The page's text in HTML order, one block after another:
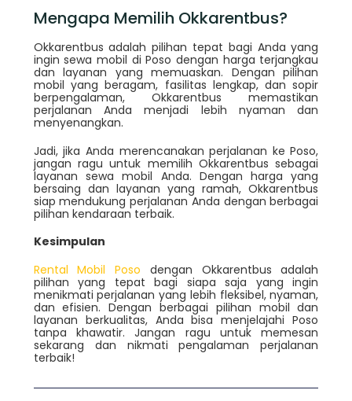
Mengapa Memilih Okkarentbus?
Okkarentbus adalah pilihan tepat bagi Anda yang
ingin sewa mobil di Poso dengan harga terjangkau
dan layanan yang memuaskan. Dengan pilihan
mobil yang beragam, fasilitas lengkap, dan sopir
berpengalaman, Okkarentbus memastikan
perjalanan Anda menjadi lebih nyaman dan
menyenangkan.
Jadi, jika Anda merencanakan perjalanan ke Poso,
jangan ragu untuk memilih Okkarentbus sebagai
layanan sewa mobil Anda. Dengan harga yang
bersaing dan layanan yang ramah, Okkarentbus
siap mendukung perjalanan Anda dengan berbagai
pilihan kendaraan terbaik.
Kesimpulan
Rental Mobil Poso dengan Okkarentbus adalah
pilihan yang tepat bagi siapa saja yang ingin
menikmati perjalanan yang lebih fleksibel, nyaman,
dan efisien. Dengan berbagai pilihan mobil dan
layanan berkualitas, Anda bisa menjelajahi Poso
tanpa khawatir. Jangan ragu untuk memesan
sekarang dan nikmati pengalaman perjalanan
terbaik!